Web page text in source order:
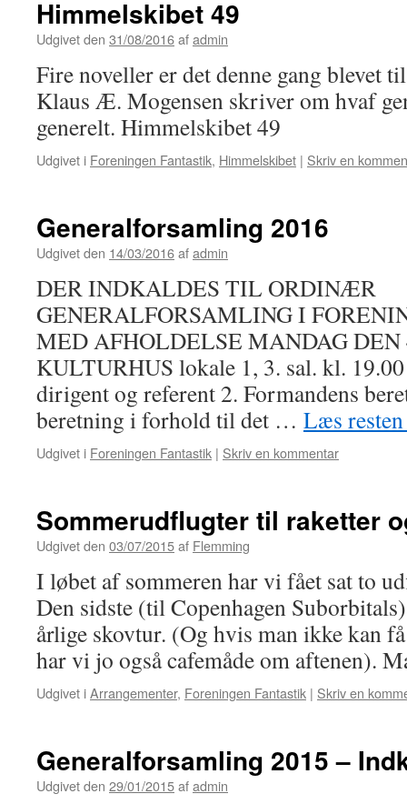
Himmelskibet 49
Udgivet den 31/08/2016afadmin
Fire noveller er det denne gang blevet
Klaus Æ. Mogensen skriver om hvaf
generelt. Himmelskibet 49
Udgivet i Foreningen Fantastik, Himmelskibet | Skriv en
Generalforsamling 2016
Udgivet den 14/03/2016afadmin
DER INDKALDES TIL ORDINÆR
GENERALFORSAMLING I
MED AFHOLDELSE MANDAG
KULTURHUS lokale 1, 3. sal. kl.
dirigent og referent 2. Formandens
beretning i forhold til det … Læs
Udgivet i Foreningen Fantastik | Skriv en kommentar
Sommerudflugter til raketter
Udgivet den 03/07/2015af Flemming
I løbet af sommeren har vi fået sat to
Den sidste (til Copenhagen
årlige skovtur. (Og hvis man ikke kan
har vi jo også cafemåde om aftenen).
Udgivet iArrangementer, Foreningen Fantastik | Skriv en
Generalforsamling 2015 –
Udgivet den 29/01/2015afadmin